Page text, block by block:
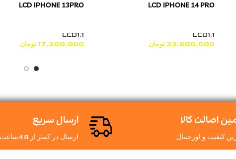
LCD IPHONE 14 PRO
LCD1:1
23,600,000 تومان
LCD IPHONE 13PRO
LCD1:1
17,200,000 تومان
اصالت کالا
کیفیت و اورجینال
ارسال سریع
ارسال در کمتر از 48ساعت